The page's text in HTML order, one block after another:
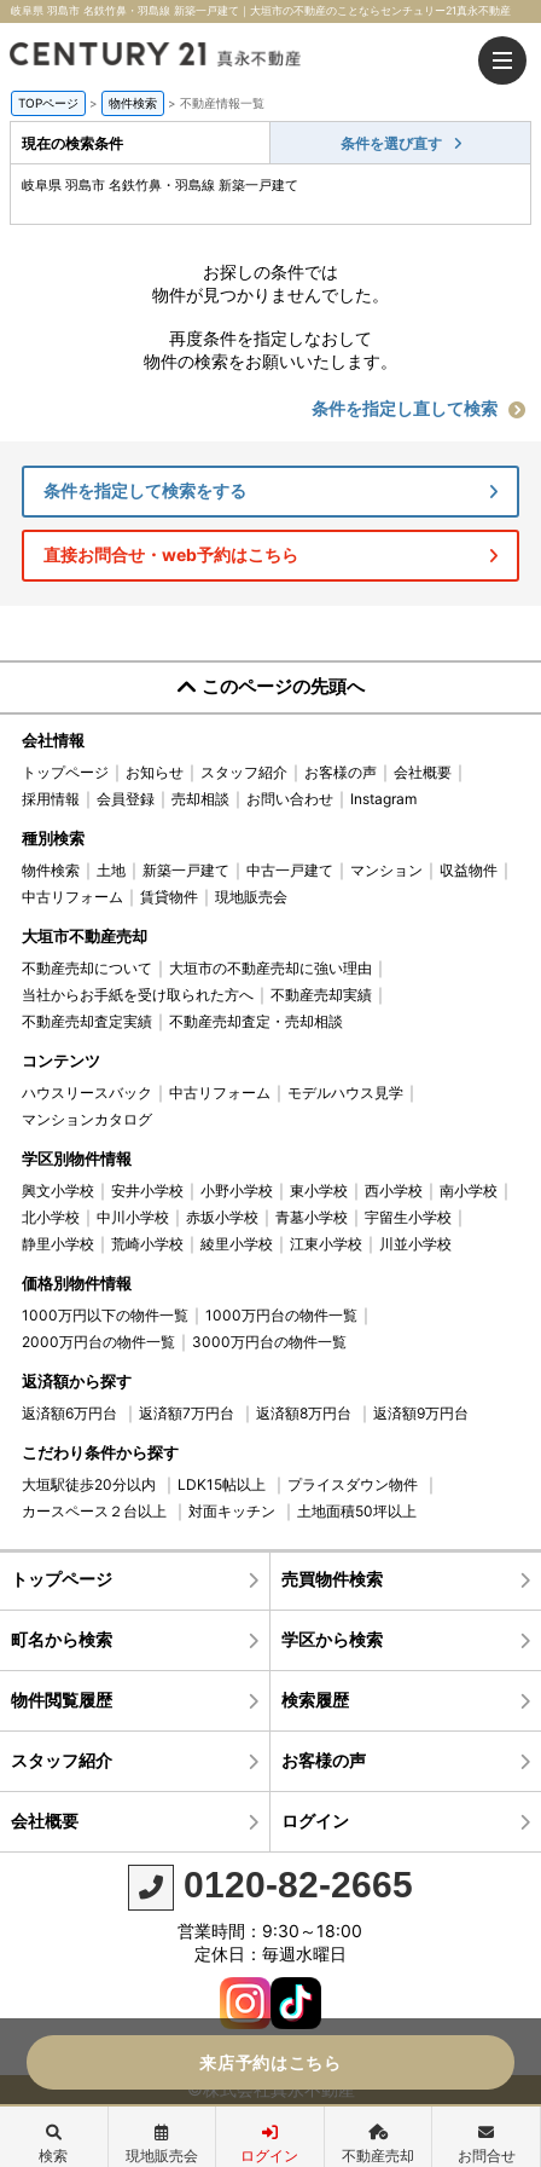
岐阜県 羽島市 名鉄竹鼻・羽島線 新築一戸建て｜大垣市の不動産のことならセンチュリー21真永不動産
TOPページ > 物件検索 > 不動産情報一覧
現在の検索条件 条件を選び直す
岐阜県 羽島市 名鉄竹鼻・羽島線 新築一戸建て
お探しの条件では
物件が見つかりませんでした。
再度条件を指定しなおして
物件の検索をお願いいたします。
条件を指定し直して検索
条件を指定して検索をする
直接お問合せ・web予約はこちら
このページの先頭へ
会社情報
トップページ お知らせ スタッフ紹介 お客様の声
会社概要
採用情報
会員登録 売却相談 お問い合わせ Instagram
種別検索
物件検索 土地 新築一戸建て 中古一戸建て マンション
収益物件
中古リフォーム
賃貸物件 現地販売会
大垣市不動産売却
不動産売却について
大垣市の不動産売却に強い理由
当社からお手紙を受け取られた方へ
不動産売却実績
不動産売却査定実績
不動産売却査定・売却相談
コンテンツ
ハウスリースバック 中古リフォーム
モデルハウス見学
マンションカタログ
学区別物件情報
興文小学校 安井小学校 小野小学校 東小学校 西小学校
南小学校
北小学校
中川小学校 赤坂小学校 青墓小学校
宇留生小学校
静里小学校
荒崎小学校 綾里小学校 江東小学校 川並小学校
価格別物件情報
1000万円以下の物件一覧
1000万円台の物件一覧
2000万円台の物件一覧
3000万円台の物件一覧
返済額から探す
返済額6万円台 返済額7万円台 返済額8万円台 返済額9万円台
こだわり条件から探す
大垣駅徒歩20分以内 LDK15帖以上
プライスダウン物件
カースペース２台以上
対面キッチン 土地面積50坪以上
トップページ 売買物件検索
町名から検索 学区から検索
物件閲覧履歴 検索履歴
スタッフ紹介 お客様の声
会社概要 ログイン
0120-82-2665
営業時間：9:30～18:00
定休日：毎週水曜日
©株式会社真永不動産
来店予約はこちら
検索 現地販売会 ログイン 不動産売却 お問合せ